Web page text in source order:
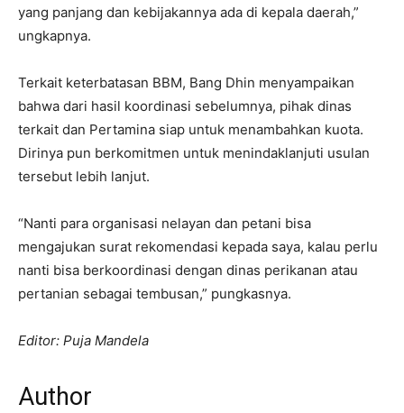
yang panjang dan kebijakannya ada di kepala daerah,”
ungkapnya.
Terkait keterbatasan BBM, Bang Dhin menyampaikan
bahwa dari hasil koordinasi sebelumnya, pihak dinas
terkait dan Pertamina siap untuk menambahkan kuota.
Dirinya pun berkomitmen untuk menindaklanjuti usulan
tersebut lebih lanjut.
“Nanti para organisasi nelayan dan petani bisa
mengajukan surat rekomendasi kepada saya, kalau perlu
nanti bisa berkoordinasi dengan dinas perikanan atau
pertanian sebagai tembusan,” pungkasnya.
Editor: Puja Mandela
Author